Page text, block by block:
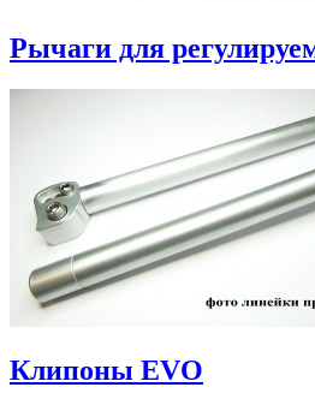
Рычаги для
Клипоны EVO